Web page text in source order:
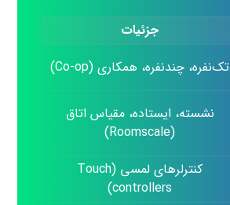
جزئیات
تک‌نفره، چندنفره، همکاری (Co‑op)
نشسته، ایستاده، مقیاس اتاق
(Roomscale)
کنترلرهای لمسی (Touch
controllers)